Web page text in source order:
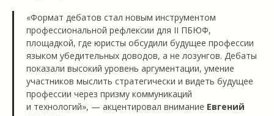
«Формат дебатов стал новым инструментом
профессиональной рефлексии для II ПБЮФ,
площадкой, где юристы обсудили будущее профессии
языком убедительных доводов, а не лозунгов. Дебаты
показали высокий уровень аргументации, умение
участников мыслить стратегически и видеть будущее
профессии через призму коммуникаций
и технологий», — акцентировал внимание Евгений